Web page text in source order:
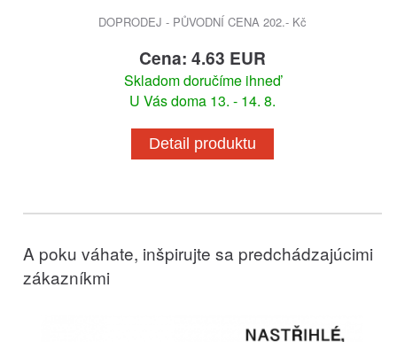
DOPRODEJ - PŮVODNÍ CENA 202.- Kč
Cena: 4.63 EUR
Skladom doručíme ihneď
U Vás doma 13. - 14. 8.
Detail produktu
A poku váhate, inšpirujte sa predchádzajúcimi
zákazníkmi